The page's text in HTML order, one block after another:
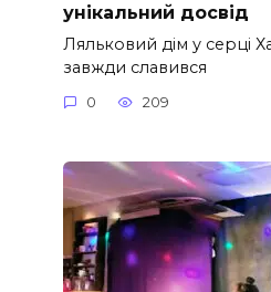
унікальний досвід
Ляльковий дім у серці
завжди славився
0 209